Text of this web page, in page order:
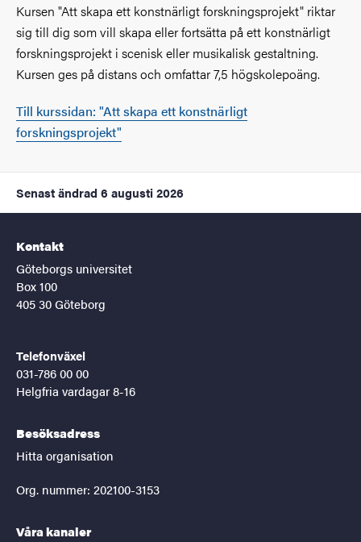
Kursen "Att skapa ett konstnärligt forskningsprojekt" riktar
sig till dig som vill skapa eller fortsätta på ett konstnärligt
forskningsprojekt i scenisk eller musikalisk gestaltning.
Kursen ges på distans och omfattar 7,5 högskolepoäng.
Till kurssidan: "Att skapa ett konstnärligt
forskningsprojekt"
Senast ändrad 6 augusti 2026
Kontakt
Göteborgs universitet
Box 100
405 30 Göteborg
Telefonväxel
031-786 00 00
Helgfria vardagar 8-16
Besöksadress
Hitta organisation
Org. nummer: 202100-3153
Våra kanaler